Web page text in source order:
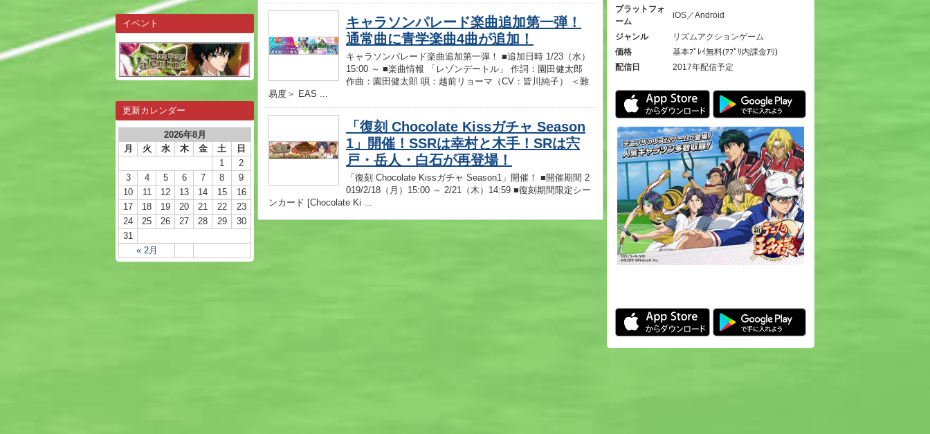
イベント
更新カレンダー
2026年8月
月
火 水 木 金 土 日
« 2月
1
2
3
4 5 6 7 8
9
10
11 12 13 14 15
16
17
18 19 20 21 22
23
24
25 26 27 28 29
30
31
キャラソンパレード楽曲追加第一弾！
通常曲に青学楽曲4曲が追加！
キャラソンパレード楽曲追加第一弾！ ■追加日時 1/23（水）
15:00 ～ ■楽曲情報 「レゾンデートル」 作詞：園田健太郎
作曲：園田健太郎 唄：越前リョーマ（CV：皆川純子） ＜難
易度＞ EAS ...
「復刻 Chocolate Kissガチャ Season
1」開催！SSRは幸村と木手！SRは宍
戸・岳人・白石が再登場！
「復刻 Chocolate Kissガチャ Season1」開催！ ■開催期間 2
019/2/18（月）15:00 ～ 2/21（木）14:59 ■復刻期間限定シー
ンカード [Chocolate Ki ...
プラットフォ
ーム
iOS／Android
ジャンル
リズムアクションゲーム
価格
基本ﾌﾟﾚｲ無料(ｱﾌﾟﾘ内課金ｱﾘ)
配信日
2017年配信予定